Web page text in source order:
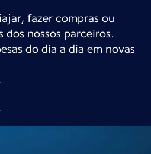
fazer compras ou
nossos parceiros.
do dia a dia em novas